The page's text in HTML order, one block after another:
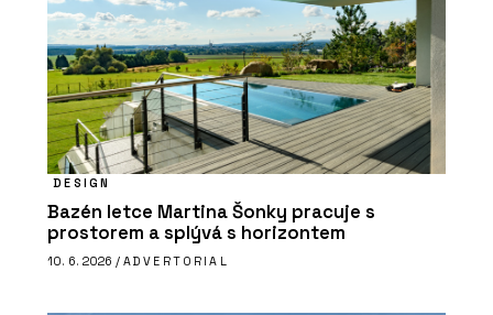
DESIGN
Bazén letce Martina Šonky pracuje s
prostorem a splývá s horizontem
10. 6. 2026 / ADVERTORIAL